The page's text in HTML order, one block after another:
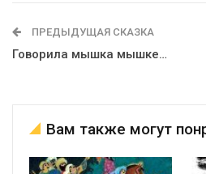
ПРЕДЫДУЩАЯ СКАЗКА
Говорила мышка мышке…
Вам также могут